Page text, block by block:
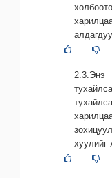
хуулийг